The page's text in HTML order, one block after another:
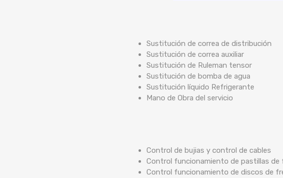
Sustitución de correa de distribución
Sustitución de correa auxiliar
Sustitución de Ruleman tensor
Sustitución de bomba de agua
Sustitución líquido Refrigerante
Mano de Obra del servicio
Control de bujias y control de cables
Control funcionamiento de pastillas de
Control funcionamiento de discos de